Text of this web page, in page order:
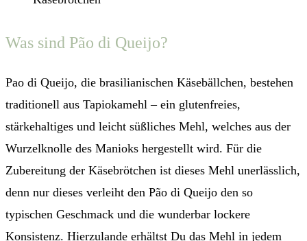
Was sind Pão di Queijo?
Pao di Queijo, die brasilianischen Käsebällchen, bestehen
traditionell aus Tapiokamehl – ein glutenfreies,
stärkehaltiges und leicht süßliches Mehl, welches aus der
Wurzelknolle des Manioks hergestellt wird. Für die
Zubereitung der Käsebrötchen ist dieses Mehl unerlässlich,
denn nur dieses verleiht den Pão di Queijo den so
typischen Geschmack und die wunderbar lockere
Konsistenz. Hierzulande erhältst Du das Mehl in jedem